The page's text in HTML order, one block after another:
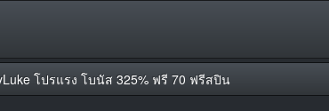
โปรแรง โบนัส 325% ฟรี 70 ฟรีสปิน